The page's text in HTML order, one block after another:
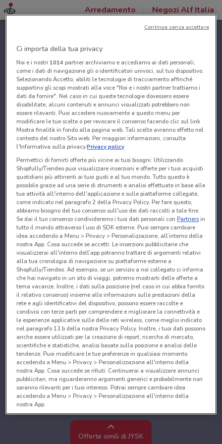
Arredamento Negozi Alf Italia
Offerte simili di JYSK
Ci importa della tua privacy
Noi e i nostri 1014partner archiviamo e accediamo ai dati personali,
come i dati di navigazione gli o identificatori univoci, sul tuo dispositivo.
Selezionando Accetto, abiliti le tecnologie di tracciamento affinché
supportino gli scopi mostrati alla voce "Noi e i nostri partner trattiamo i
dati da fornire". Nel caso in cui queste tecnologie dovessero essere
disabilitate, alcuni contenuti e annunci visualizzati potrebbero non
essere rilevanti. Puoi accedere nuovamente a questo menu per
modificare le tue scelte o per revocare il consenso facendo clic sul link
Mostra finalità in fondo alla pagina web. Tali scelte avranno effetto nel
contesto del nostro Sito web. Per maggiori informazioni, consulta
l'Informativa sulla privacy.Privacy policy
Permettici di fornirti offerte più vicine ai tuoi bisogni: Utilizzando
Shopfully/Tiendeo puoi visualizzare inserzioni e offerte per i tuoi acquisti
quotidiani più attinenti ai tuoi gusti e al tuo mondo. Tutto questo è
possibile grazie ad una serie di strumenti e analisi effettuate in base alle
tue attività all'interno dell'applicazione e sulle piattaforme collegate,
come indicato nel paragrafo 2 della Privacy Policy. Per fare questo,
abbiamo bisogno del tuo consenso sull'uso dei dati raccolti a tale fine.
Se dai il tuo consenso condivideremo i tuoi dati personali conPartnersin
tutto il mondo attraverso l’uso di SDK esterne. Puoi sempre cambiare
idea accedendo a Menu > Privacy > Personalizzazione, all’interno della
nostra App. Cosa succede se accetti: Le inserzioni pubblicitarie che
visualizzerai all'interno dell’app potranno trattare di argomenti relativi
alla tua cronologia di navigazione su piattaforme esterne a
Shopfully/Tiendeo. Ad esempio, se un servizio a noi collegato ci informa
che hai navigato in un sito di viaggi, potremo mostrarti delle offerte a
tema vacanze. Inoltre, i dati sulla posizione (nel caso in cui abbia fornito
il relativo consenso) insieme alle informazioni sulle prestazioni della
rete e agli identificativi del dispositivo, possono essere raccolte e
condivisi con terze parti per comprendere e migliorare la connettività e
le esperienze applicative sulle delle reti wireless, come meglio indicato
nel paragrafo 13.b della nostra Privacy Policy. Inoltre, i tuoi dati possono
anche essere utilizzati per la creazione di report, ricerche di mercato,
scientifiche e statistiche, analisi basate sulla posizione e analisi delle
tendenze. Puoi modificare le tue preferenze in qualsiasi momento
accedendo a Menu > Privacy > Personalizzazione all'interno della
nostra App. Cosa succede se rifiuti: Continuerai a visualizzare annunci
pubblicitari, ma riguarderanno argomenti generici e probabilmente non
saranno rilevanti per i tuoi interessi. Potrai sempre cambiare idea
accedendo a Menu > Privacy > Personalizzazione all'interno della
nostra App.
Noi e i nostri partner trattiamo i dati per fornire:
Utilizzare dati di geolocalizzazione precisi. Scansione attiva delle
caratteristiche del dispositivo ai fini dell’identificazione. Archiviare
Continua senza accettare